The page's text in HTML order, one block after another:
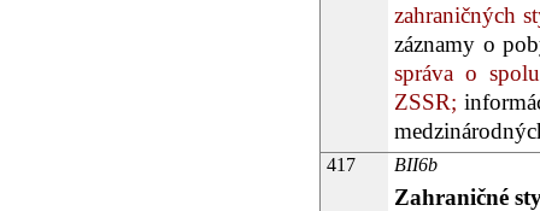
zahraničných
záznamy o
správa o
ZSSR;
417 BII6b
Zahraničné